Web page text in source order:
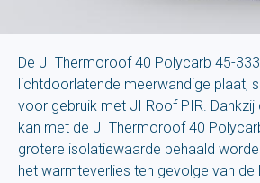
De JI Thermoroof 40 Polycarb 45-
lichtdoorlatende meerwandige plaat,
voor gebruik met JI Roof PIR. Dankzij
kan met de JI Thermoroof 40
grotere isolatiewaarde behaald
het warmteverlies ten gevolge van de